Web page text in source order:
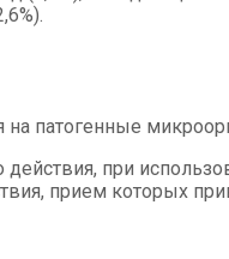
на патогенные
действия, при
прием которых